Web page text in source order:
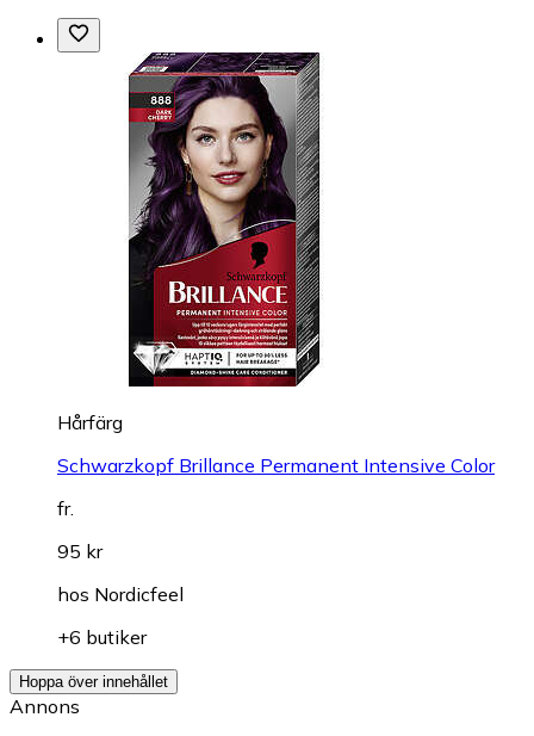
Hårfärg
Schwarzkopf Brillance Permanent Intensive Color
fr.
95 kr
hos Nordicfeel
+6 butiker
Hoppa över innehållet
Annons